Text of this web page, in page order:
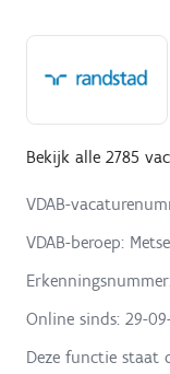
Bekijk alle 2785
VDAB-
VDAB-beroep:
Online sinds: 29-
Deze functie staat